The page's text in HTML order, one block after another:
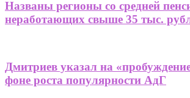
Названы регионы со средней
неработающих свыше 35 тыс.
Дмитриев указал на
фоне роста популярности АдГ